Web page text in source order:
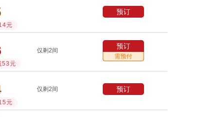
元
预订
53元
仅剩2间
预订
需预付
元
仅剩2间 预订